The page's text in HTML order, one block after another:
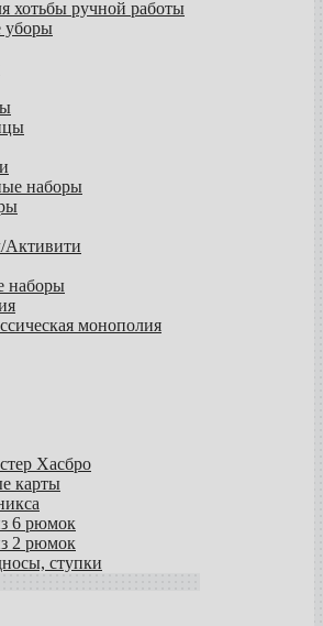
хотьбы ручной работы
уборы
наборы
Активити
наборы
монополия
Хасбро
карты
6 рюмок
2 рюмок
ступки